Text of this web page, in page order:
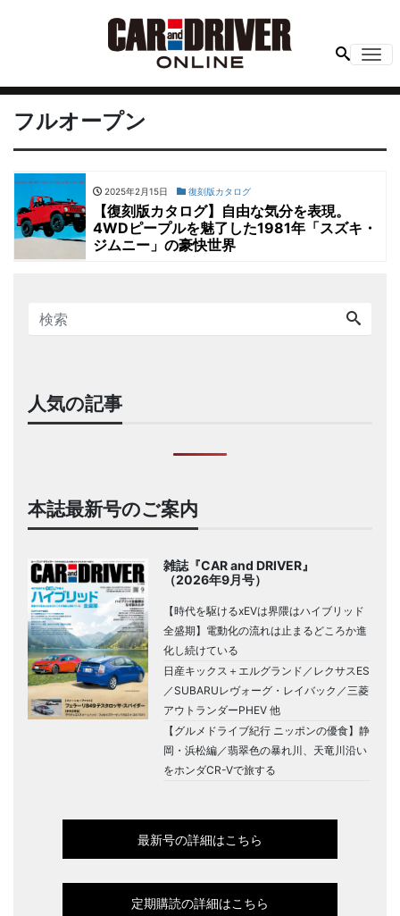
フルオープン
2025年2月15日 復刻版カタログ
【復刻版カタログ】自由な気分を表現。
4WDピープルを魅了した1981年「スズキ・
ジムニー」の豪快世界
人気の記事
本誌最新号のご案内
雑誌『CAR and DRIVER』
（2026年9月号）
【時代を駆けるxEVは界隈はハイブリッド
全盛期】電動化の流れは止まるどころか進
化し続けている
日産キックス＋エルグランド／レクサスES
／SUBARUレヴォーグ・レイバック／三菱
アウトランダーPHEV 他
【グルメドライブ紀行 ニッポンの優食】静
岡・浜松編／翡翠色の暴れ川、天竜川沿い
をホンダCR-Vで旅する
最新号の詳細はこちら
定期購読の詳細はこちら